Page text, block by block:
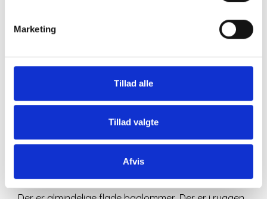
Marketing
Tillad alle
Tillad valgte
Afvis
Jeans med høj talje og bred
linning med 2 knapper. Der
er afrundede lommer lige
under linningen, i højre side
er der også en lille ekstra
lomme.